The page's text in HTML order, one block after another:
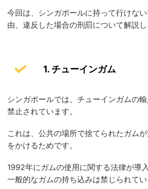
今回は、シンガポールに持って行けな
由、違反した場合の刑罰について解説し
1. チューインガム
シンガポールでは、チューインガムの
禁止されています。
これは、公共の場所で捨てられたガム
をかけるためです。
1992年にガムの使用に関する法律が導
一般的なガムの持ち込みは禁じられてい